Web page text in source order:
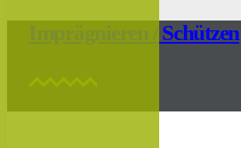
Imprägnieren / Schützen